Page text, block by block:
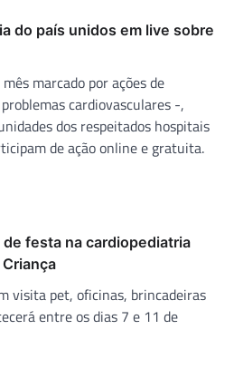
do país unidos em live sobre
marcado por ações de
cardiovasculares -,
dos respeitados hospitais
de ação online e gratuita.
de festa na cardiopediatria
visita pet, oficinas, brincadeiras
entre os dias 7 e 11 de